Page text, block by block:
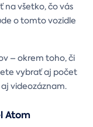
na všetko, čo vás
o tomto vozidle
– okrem toho, či
vybrať aj počet
videozáznam.
Atom